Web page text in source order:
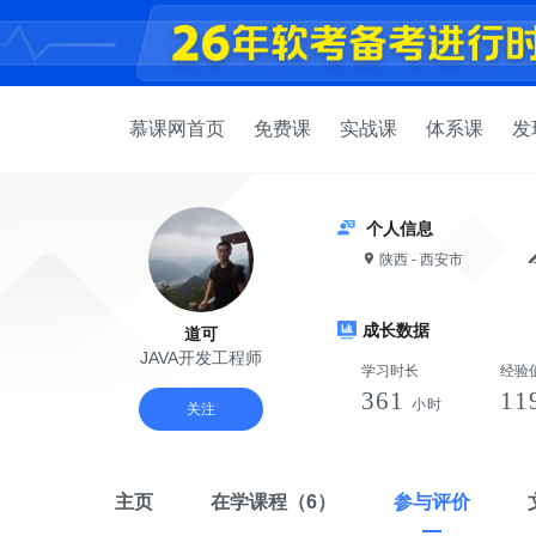
慕课网首页 免费课 实战课 体系课 发
道可
JAVA开发工程师
关注
个人信息
陕西 - 西安市
成长数据
学习时长
361 小时
经验
主页 在学课程 （6） 参与评价